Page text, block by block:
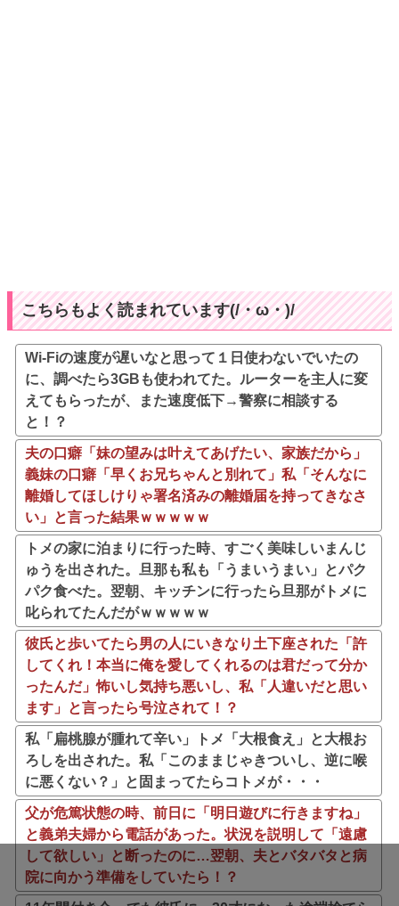
こちらもよく読まれています(/・ω・)/
Wi-Fiの速度が遅いなと思って１日使わないでいたの
に、調べたら3GBも使われてた。ルーターを主人に変
えてもらったが、また速度低下→警察に相談する
と！？
夫の口癖「妹の望みは叶えてあげたい、家族だから」
義妹の口癖「早くお兄ちゃんと別れて」私「そんなに
離婚してほしけりゃ署名済みの離婚届を持ってきなさ
い」と言った結果ｗｗｗｗｗ
トメの家に泊まりに行った時、すごく美味しいまんじ
ゅうを出された。旦那も私も「うまいうまい」とパク
パク食べた。翌朝、キッチンに行ったら旦那がトメに
叱られてたんだがｗｗｗｗｗ
彼氏と歩いてたら男の人にいきなり土下座された「許
してくれ！本当に俺を愛してくれるのは君だって分か
ったんだ」怖いし気持ち悪いし、私「人違いだと思い
ます」と言ったら号泣されて！？
私「扁桃腺が腫れて辛い」トメ「大根食え」と大根お
ろしを出された。私「このままじゃきついし、逆に喉
に悪くない？」と固まってたらコトメが・・・
父が危篤状態の時、前日に「明日遊びに行きますね」
と義弟夫婦から電話があった。状況を説明して「遠慮
して欲しい」と断ったのに…翌朝、夫とバタバタと病
院に向かう準備をしていたら！？